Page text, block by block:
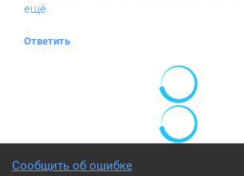
ещё
Ответить
Сообщить об ошибке